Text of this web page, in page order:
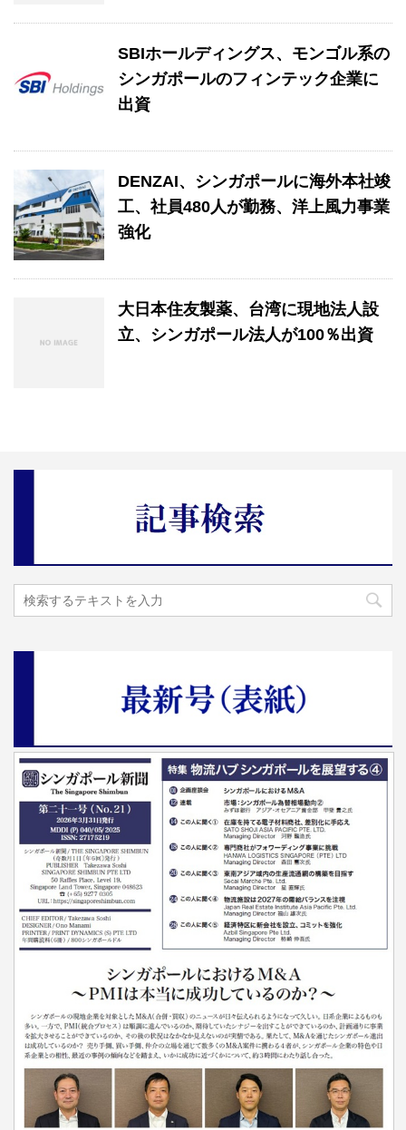
SBIホールディングス、モンゴル系の
シンガポールのフィンテック企業に
出資
DENZAI、シンガポールに海外本社竣
工、社員480人が勤務、洋上風力事業
強化
大日本住友製薬、台湾に現地法人設
立、シンガポール法人が100％出資